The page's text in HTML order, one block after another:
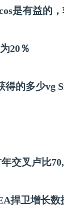
是有益的
20％
得的多少vg
交叉卢比
捍卫增长数